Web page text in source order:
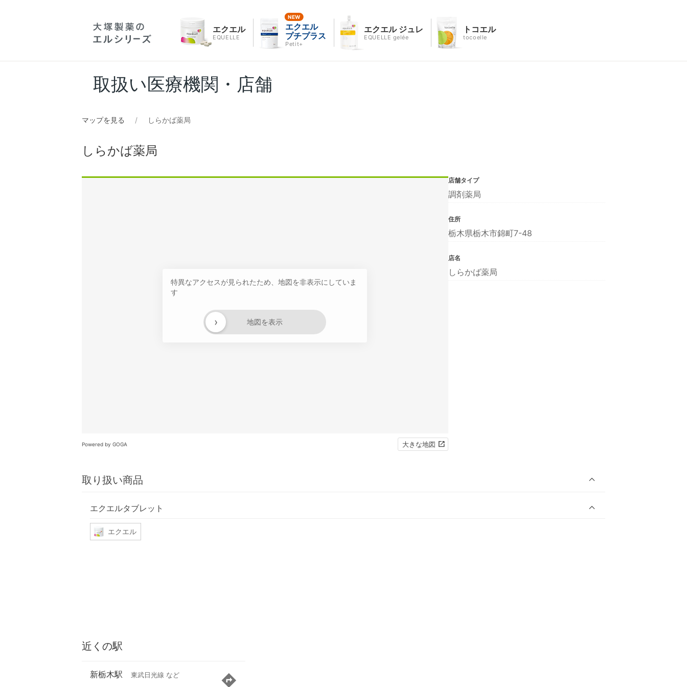
エクエル
EQUELLE
エクエル
プチプラス
Petit+
エクエル ジュレ
EQUELLE gelée
トコエル
tocoelle
取扱い医療機関・店舗
マップを見る しらかば薬局
しらかば薬局
特異なアクセスが見られたため、地図を非表示にしていま
す
地図を表示
›
Powered by GOGA 大きな地図
取り扱い商品
エクエルタブレット
エクエル
店舗タイプ
調剤薬局
住所
栃木県栃木市錦町7-48
店名
しらかば薬局
近くの駅
新栃木駅 東武日光線 など